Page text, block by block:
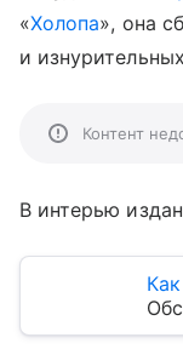
«Холопа», она
и
Контент
В интерью